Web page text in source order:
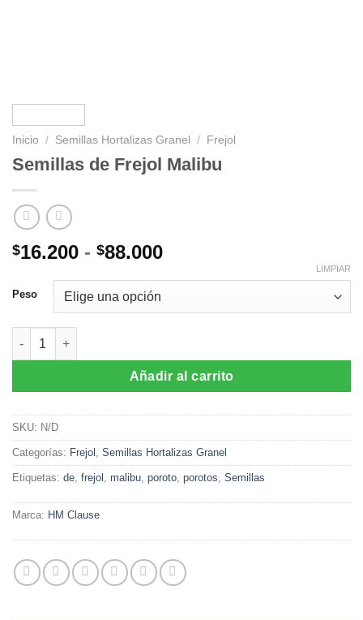
Inicio / Semillas Hortalizas Granel / Frejol
Semillas de Frejol Malibu
$16.200 - $88.000Rango
desde
$88.000
Peso
LIMPIAR
Semillas de Frejol Malibu cantidad
Añadir al carrito
SKU: N/D
Categorías: Frejol , Semillas Hortalizas Granel
Etiquetas: de, frejol , malibu, poroto, porotos, Semillas
Marca: HM Clause